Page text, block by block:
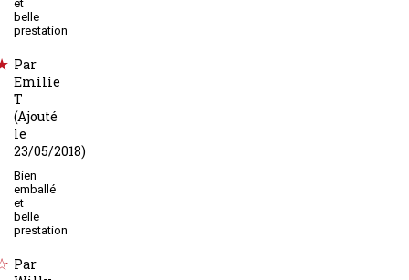
et
belle
prestation
Par
Emilie
T
(Ajouté
le
23/05/2018)
Bien
emballé
et
belle
prestation
Par